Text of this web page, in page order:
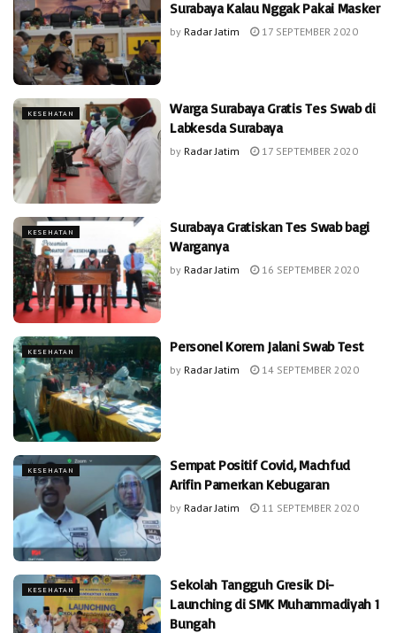
Surabaya Kalau Nggak Pakai Masker
by Radar Jatim 17 SEPTEMBER 2020
KESEHATAN
Warga Surabaya Gratis Tes Swab di
Labkesda Surabaya
by Radar Jatim 17 SEPTEMBER 2020
KESEHATAN
Surabaya Gratiskan Tes Swab bagi
Warganya
by Radar Jatim 16 SEPTEMBER 2020
KESEHATAN Personel Korem Jalani Swab Test
by Radar Jatim 14 SEPTEMBER 2020
KESEHATAN
Sempat Positif Covid, Machfud
Arifin Pamerkan Kebugaran
by Radar Jatim 11 SEPTEMBER 2020
KESEHATAN
Sekolah Tangguh Gresik Di-
Launching di SMK Muhammadiyah 1
Bungah